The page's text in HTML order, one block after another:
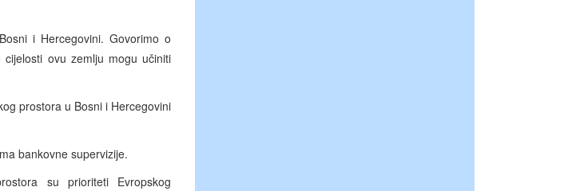
i Hercegovini. Govorimo o
ovu zemlju mogu učiniti
prostora u Bosni i Hercegovini
bankovne supervizije.
su prioriteti Evropskog